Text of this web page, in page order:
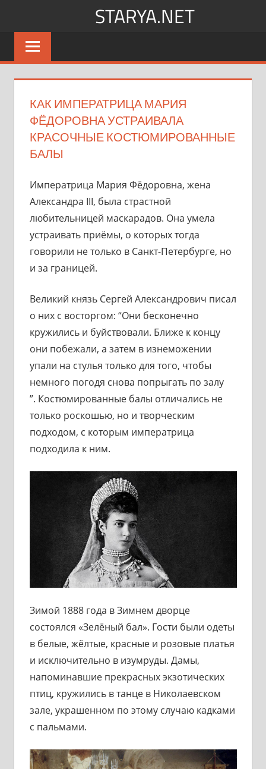
содержимому
STARYA.NET
Новости
шоу-
КАК ИМПЕРАТРИЦА МАРИЯ
ФЁДОРОВНА УСТРАИВАЛА
КРАСОЧНЫЕ КОСТЮМИРОВАННЫЕ
БАЛЫ
Императрица Мария Фёдоровна, жена
Александра III, была страстной
любительницей маскарадов. Она умела
устраивать приёмы, о которых тогда
говорили не только в Санкт-Петербурге, но
и за границей.
Великий князь Сергей Александрович писал
о них с восторгом: “Они бесконечно
кружились и буйствовали. Ближе к концу
они побежали, а затем в изнеможении
упали на стулья только для того, чтобы
немного погодя снова попрыгать по залу
”. Костюмированные балы отличались не
только роскошью, но и творческим
подходом, с которым императрица
подходила к ним.
Зимой 1888 года в Зимнем дворце
состоялся «Зелёный бал». Гости были одеты
в белые, жёлтые, красные и розовые платья
и исключительно в изумруды. Дамы,
напоминавшие прекрасных экзотических
птиц, кружились в танце в Николаевском
зале, украшенном по этому случаю кадками
с пальмами.